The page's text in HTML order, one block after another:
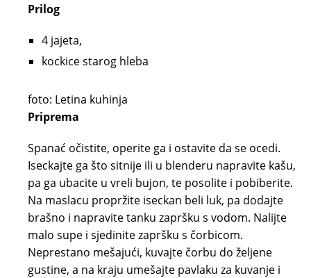
Prilog
4 jajeta,
kockice starog hleba
foto: Letina kuhinja
Priprema
Spanać očistite, operite ga i ostavite da se ocedi.
Iseckajte ga što sitnije ili u blenderu napravite kašu,
pa ga ubacite u vreli bujon, te posolite i pobiberite.
Na maslacu propržite iseckan beli luk, pa dodajte
brašno i napravite tanku zapršku s vodom. Nalijte
malo supe i sjedinite zapršku s čorbicom.
Neprestano mešajući, kuvajte čorbu do željene
gustine, a na kraju umešajte pavlaku za kuvanje i